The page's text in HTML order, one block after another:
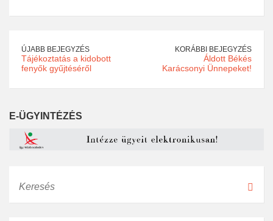
ÚJABB BEJEGYZÉS
Tájékoztatás a kidobott
fenyők gyűjtéséről
KORÁBBI BEJEGYZÉS
Áldott Békés
Karácsonyi Ünnepeket!
E-ÜGYINTÉZÉS